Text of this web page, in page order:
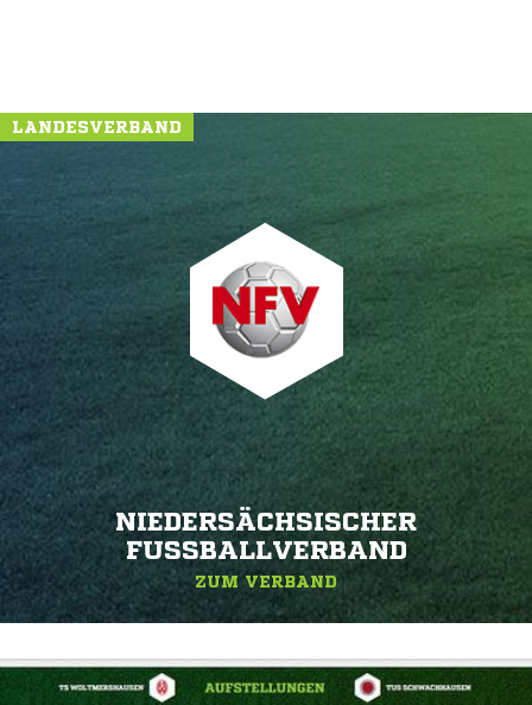
LANDESVERBAND
NIEDERSÄCHSISCHER
FUSSBALLVERBAND
ZUM VERBAND